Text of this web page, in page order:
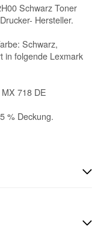
Schwarz Toner
Hersteller.
Schwarz,
in folgende Lexmark
718 DE
% Deckung.